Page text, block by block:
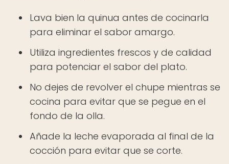
Lava bien la quinua antes de cocinarla
para eliminar el sabor amargo.
Utiliza ingredientes frescos y de calidad
para potenciar el sabor del plato.
No dejes de revolver el chupe mientras se
cocina para evitar que se pegue en el
fondo de la olla.
Añade la leche evaporada al final de la
cocción para evitar que se corte.